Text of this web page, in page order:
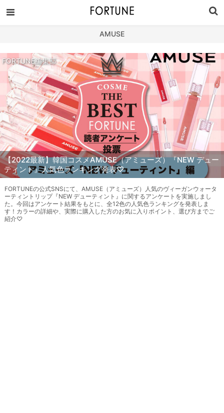
AMUSE
FORTUNE編集部
【2022最新】韓国コスメAMUSE（アミューズ）『NEW デュー
ティント』人気色ランキング発表♡
FORTUNEの公式SNSにて、AMUSE（アミューズ）人気のヴィーガンウォータ
ーティントリップ『NEW デューティント』に関するアンケートを実施しまし
た。今回はアンケート結果をもとに、全12色の人気色ランキングを発表しま
す！カラーの詳細や、実際に購入した方のお気に入りポイント、選び方までご
紹介♡